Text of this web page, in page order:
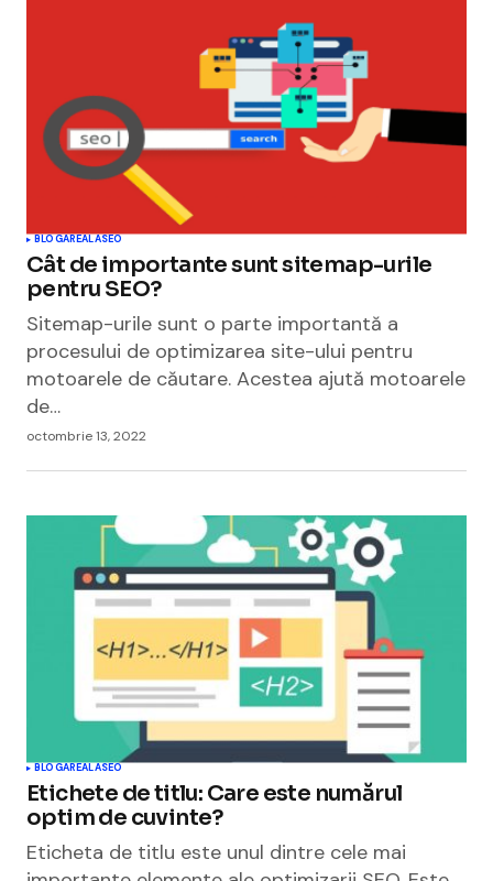
BLOGAREALASEO
Cât de importante sunt sitemap-urile
pentru SEO?
Sitemap-urile sunt o parte importantă a
procesului de optimizarea site-ului pentru
motoarele de căutare. Acestea ajută motoarele
de…
octombrie 13, 2022
BLOGAREALASEO
Etichete de titlu: Care este numărul
optim de cuvinte?
Eticheta de titlu este unul dintre cele mai